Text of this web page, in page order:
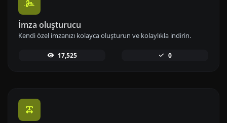
İmza oluşturucu
Kendi özel imzanızı kolayca oluşturun ve kolaylıkla indirin.
17,525 0